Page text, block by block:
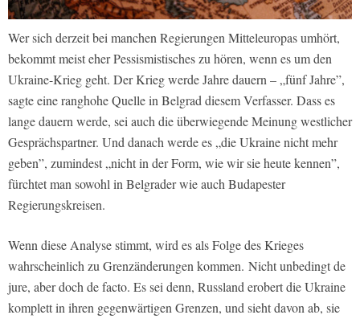
Wer sich derzeit bei manchen Regierungen Mitteleuropas umhört,
bekommt meist eher Pessismistisches zu hören, wenn es um den
Ukraine-Krieg geht. Der Krieg werde Jahre dauern – „fünf Jahre”,
sagte eine ranghohe Quelle in Belgrad diesem Verfasser. Dass es
lange dauern werde, sei auch die überwiegende Meinung westlicher
Gesprächspartner. Und danach werde es „die Ukraine nicht mehr
geben”, zumindest „nicht in der Form, wie wir sie heute kennen”,
fürchtet man sowohl in Belgrader wie auch Budapester
Regierungskreisen.
Wenn diese Analyse stimmt, wird es als Folge des Krieges
wahrscheinlich zu Grenzänderungen kommen. Nicht unbedingt de
jure, aber doch de facto. Es sei denn, Russland erobert die Ukraine
komplett in ihren gegenwärtigen Grenzen, und sieht davon ab, sie